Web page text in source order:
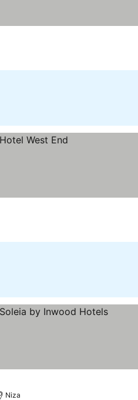
Niza